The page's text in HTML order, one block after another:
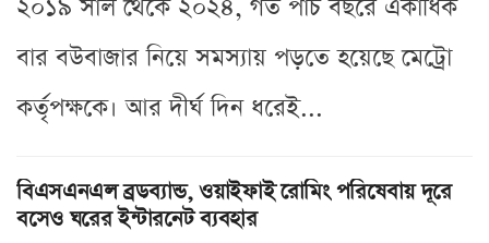
২০১৯ সাল থেকে ২০২৪, গত পাঁচ বছরে একাধিক
বার বউবাজার নিয়ে সমস্যায় পড়তে হয়েছে মেট্রো
কর্তৃপক্ষকে। আর দীর্ঘ দিন ধরেই...
বিএসএনএল ব্রডব্যান্ড, ওয়াইফাই রোমিং পরিষেবায় দূরে
বসেও ঘরের ইন্টারনেট ব্যবহার